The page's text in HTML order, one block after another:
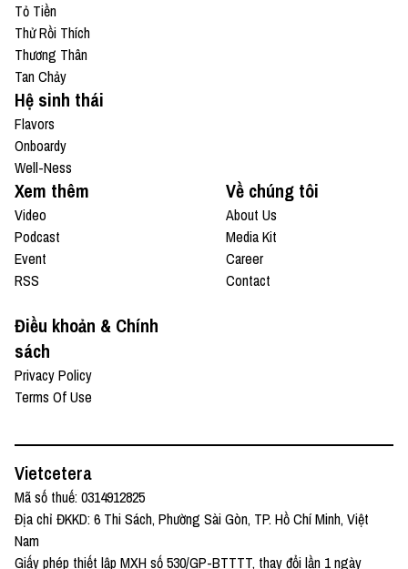
Tỏ Tiền
Thử Rồi Thích
Thương Thân
Tan Chảy
Hệ sinh thái
Flavors
Onboardy
Well-Ness
Xem thêm
Video
Podcast
Event
RSS
Về chúng tôi
About Us
Media Kit
Career
Contact
Điều khoản & Chính
sách
Privacy Policy
Terms Of Use
Vietcetera
Mã số thuế: 0314912825
Địa chỉ ĐKKD: 6 Thi Sách, Phường Sài Gòn, TP. Hồ Chí Minh, Việt
Nam
Giấy phép thiết lập MXH số 530/GP-BTTTT, thay đổi lần 1 ngày